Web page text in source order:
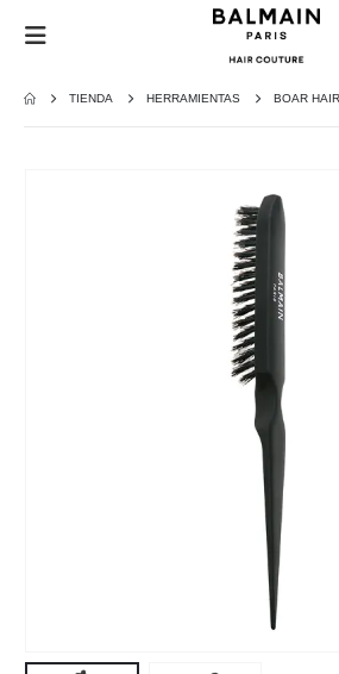
TIENDA HERRAMIENTAS BOAR